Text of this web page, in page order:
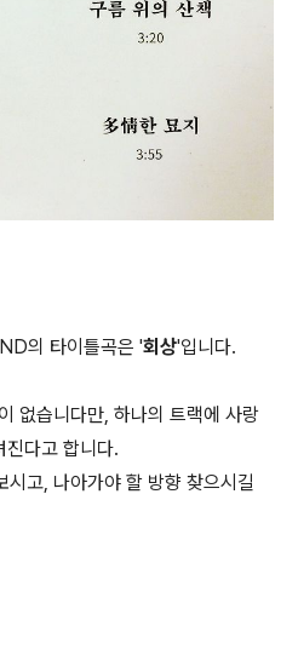
의 타이틀곡은 '​회상'입니다.
없습니다만, 하나의 트랙에 사랑
진다고 합니다.
고, 나아가야 할 방향 찾으시길